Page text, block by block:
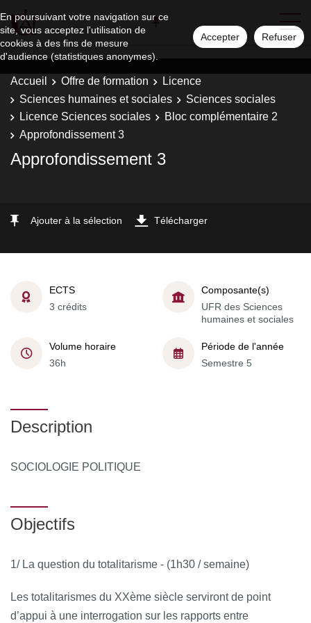
En poursuivant votre navigation sur ce
site, vous acceptez l'utilisation de
cookies à des fins de mesure
d'audience (statistiques anonymes).
Accepter Refuser
Accueil Offre de formation
Licence
Sciences humaines et sociales
Sciences sociales
Licence Sciences sociales
Bloc complémentaire 2
Approfondissement 3
Approfondissement 3
Ajouter à la sélection Télécharger
ECTS
3 crédits
Composante(s)
UFR des Sciences
humaines et sociales
Volume horaire
36h
Période de l'année
Semestre 5
Description
SOCIOLOGIE POLITIQUE
Objectifs
1/ La question du totalitarisme - (1h30 / semaine)
Les totalitarismes du XXème siècle serviront de point
d’appui à une interrogation sur les rapports entre